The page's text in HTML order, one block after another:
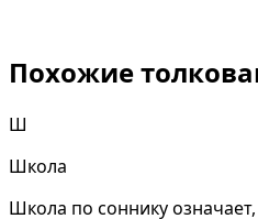
Похожие
Ш
Школа
Школа по соннику